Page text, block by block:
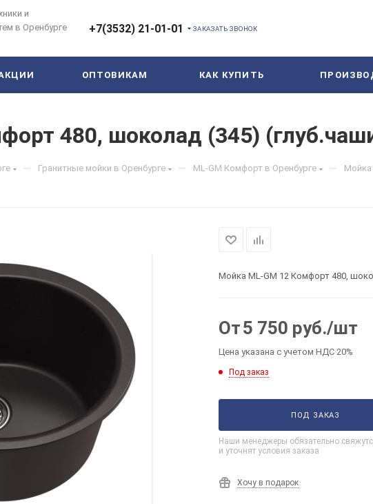
и
в Оренбурге
+7(3532) 21-01-01 ЗАКАЗАТЬ ЗВОНОК
ОПТОВИКАМ КАК КУПИТЬ
480, шоколад (345)
— Гранитные мойки в Оренбурге — ML-GM Комфорт в Оренбурге — Мойка
Мойка ML-GM 12 Комфорт 480,
От5 750 руб./шт
Цена указана с учетом НДС 20%
Под заказ
ПОД ЗАКАЗ
Наши менеджеры обязательно
и уточнят условия заказа
Хочу в подарок